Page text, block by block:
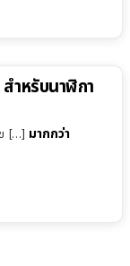
ำหรับนาฬิกา
ข […] มากกว่า